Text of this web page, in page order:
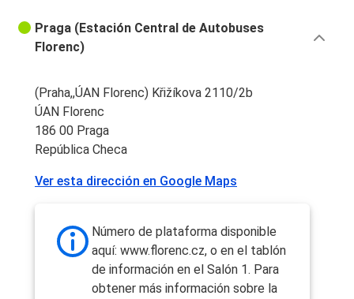
Praga (Estación Central de Autobuses
Florenc)
(Praha,,ÚAN Florenc) Křižíkova 2110/2b
ÚAN Florenc
186 00 Praga
República Checa
Ver esta dirección en Google Maps
Número de plataforma disponible
aquí: www.florenc.cz, o en el tablón
de información en el Salón 1. Para
obtener más información sobre la